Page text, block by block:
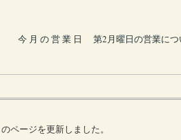
今 月 の 営 業 日 第2月曜日の営業につ
のページを更新しました。